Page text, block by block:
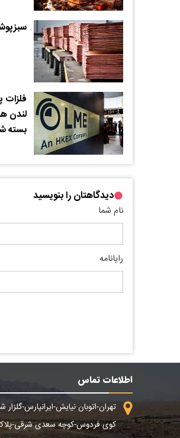
فلزات
لندن
بسته
دیدگاهتان را بنویسید
نام شما
رایانامه
اطلاعات تماس
تهران-اتوبان نیایش-ایرانپارس-گلزار